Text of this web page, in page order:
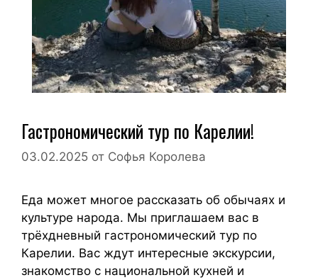
Гастрономический тур по Карелии!
03.02.2025 от Софья Королева
Еда может многое рассказать об обычаях и
культуре народа. Мы приглашаем вас в
трёхдневный гастрономический тур по
Карелии. Вас ждут интересные экскурсии,
знакомство с национальной кухней и